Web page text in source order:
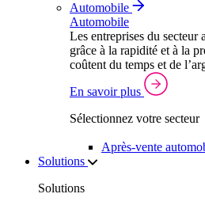
Automobile
Automobile
Les entreprises du
grâce à la rapidité et à la
coûtent du temps et de
En savoir plus
Sélectionnez votre secteur
Après‑vente
Solutions
Solutions